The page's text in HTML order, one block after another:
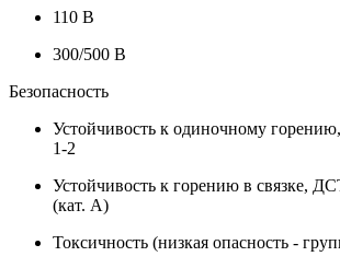
110 В
300/500 В
Безопасность
Устойчивость к одиночному
1-2
Устойчивость к горению в связке,
(кат. A)
Токсичность (низкая опасность -